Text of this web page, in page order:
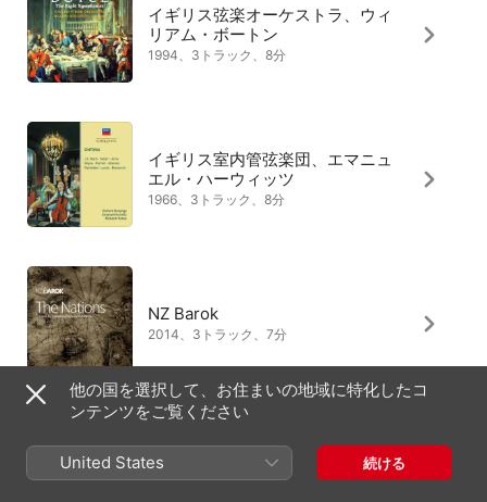
イギリス弦楽オーケストラ、ウィ
リアム・ボートン
1994、3トラック、8分
イギリス室内管弦楽団、エマニュ
エル・ハーウィッツ
1966、3トラック、8分
NZ Barok
2014、3トラック、7分
All-State Middle School
Orchestra、Rebecca MacLeod
他の国を選択して、お住まいの地域に特化したコ
ンテンツをご覧ください
United States 続ける